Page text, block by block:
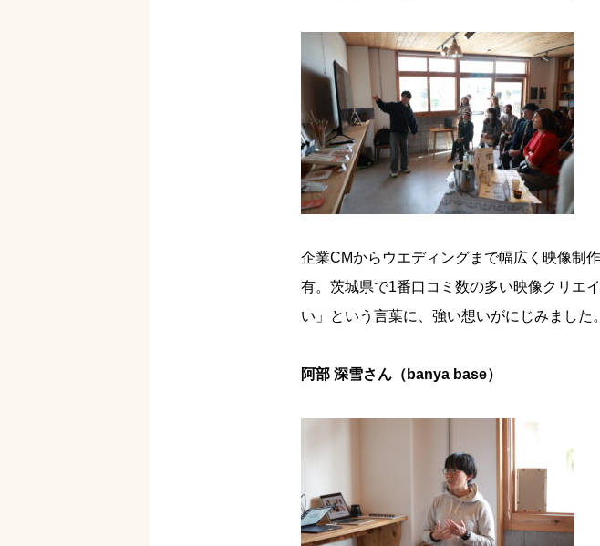
企業CMからウエディングまで幅広く映像制
有。茨城県で1番口コミ数の多い映像クリエ
い」という言葉に、強い想いがにじみました。
阿部 深雪さん（banya base）